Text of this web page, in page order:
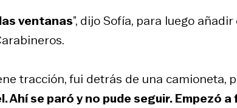
ventanas”, dijo Sofía, para luego añadir
tracción, fui detrás de una camioneta,
se paró y no pude seguir. Empezó